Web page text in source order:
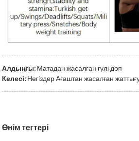
Алдыңғы: Матадан жасалған гүлі доп
Келесі: Негіздер Ағаштан жасалған
Өнім тегтері